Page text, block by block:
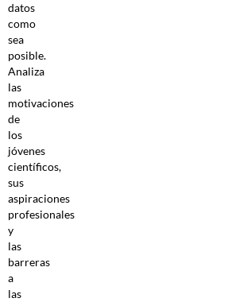
datos
como
sea
posible.
Analiza
las
motivaciones
de
los
jóvenes
científicos,
sus
aspiraciones
profesionales
y
las
barreras
a
las